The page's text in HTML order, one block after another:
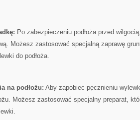
Po zabezpieczeniu podłoża przed
Możesz zastosować specjalną zaprawę
do podłoża.
na ⁢podłożu: Aby⁤ zapobiec pęcznieniu
Możesz⁣ zastosować specjalny preparat,